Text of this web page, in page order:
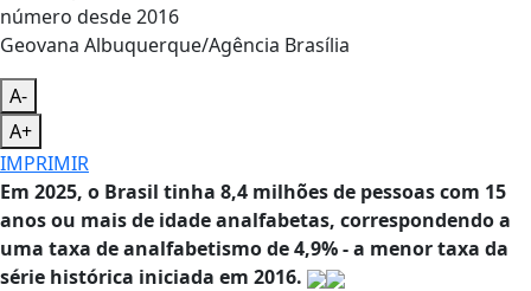
Geovana Albuquerque/Agência Brasília
A-
A+
IMPRIMIR
Em 2025, o Brasil tinha 8,4 milhões de pessoas com 15
anos ou mais de idade analfabetas, correspondendo a
uma taxa de analfabetismo de 4,9% - a menor taxa da
série histórica iniciada em 2016.